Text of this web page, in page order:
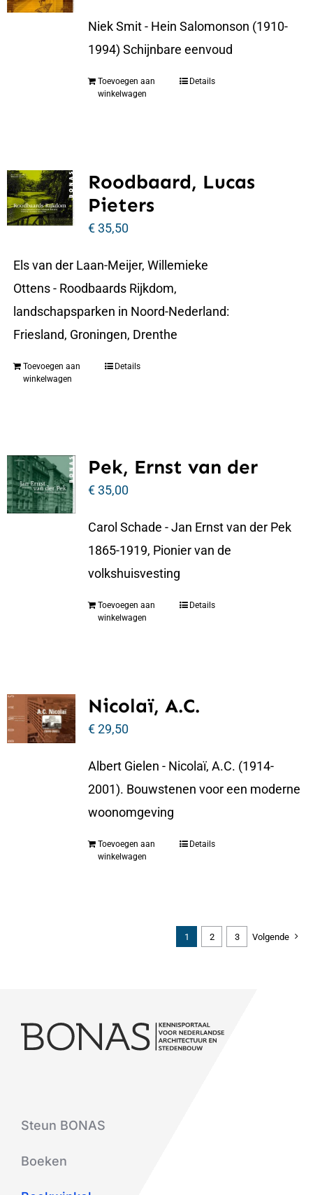
Niek Smit - Hein Salomonson (1910-
1994) Schijnbare eenvoud
Toevoegen aan
winkelwagen
Details
Roodbaard, Lucas
Pieters
€35,50
Els van der Laan-Meijer, Willemieke
Ottens - Roodbaards Rijkdom,
landschapsparken in Noord-Nederland:
Friesland, Groningen, Drenthe
Toevoegen aan
winkelwagen
Details
Pek, Ernst van der
€35,00
Carol Schade - Jan Ernst van der Pek
1865-1919, Pionier van de
volkshuisvesting
Toevoegen aan
winkelwagen
Details
Nicolaï, A.C.
€29,50
Albert Gielen - Nicolaï, A.C. (1914-
2001). Bouwstenen voor een moderne
woonomgeving
Toevoegen aan
winkelwagen
Details
1 2 3 Volgende
Steun BONAS
Boeken